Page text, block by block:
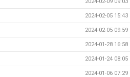
2024-02-05 15:43
2024-02-05 09:59
2024-01-28 16:58
2024-01-24 08:05
2024-01-06 07:29